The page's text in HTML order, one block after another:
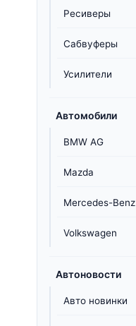
Ресиверы
Сабвуферы
Усилители
Автомобили
BMW AG
Mazda
Mercedes-Benz
Volkswagen
Автоновости
Авто новинки